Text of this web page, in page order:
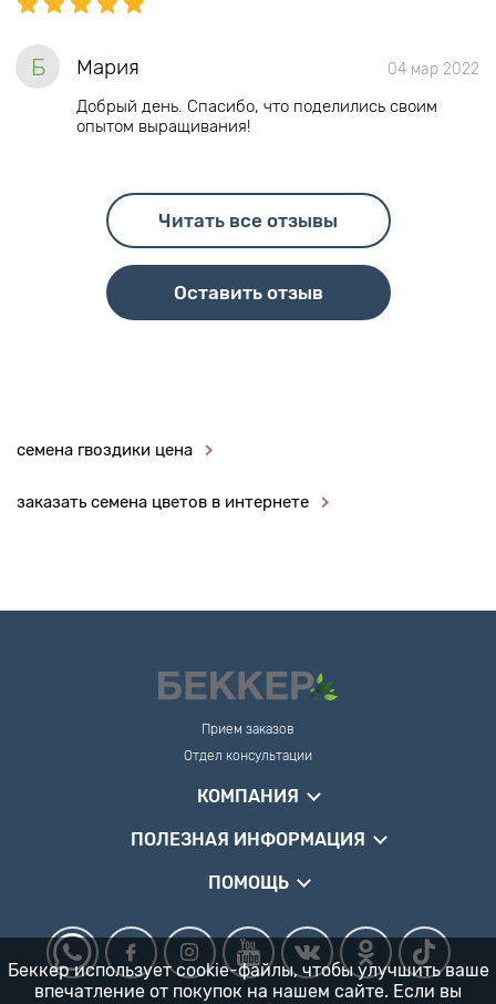
Б Мария 04 мар 2022
Добрый день. Спасибо, что поделились своим
опытом выращивания!
Читать все отзывы
Оставить отзыв
семена гвоздики цена
заказать семена цветов в интернете
Прием заказов
Отдел консультации
КОМПАНИЯ
ПОЛЕЗНАЯ ИНФОРМАЦИЯ
ПОМОЩЬ
Беккер использует cookie-файлы, чтобы улучшить ваше
впечатление от покупок на нашем сайте. Если вы